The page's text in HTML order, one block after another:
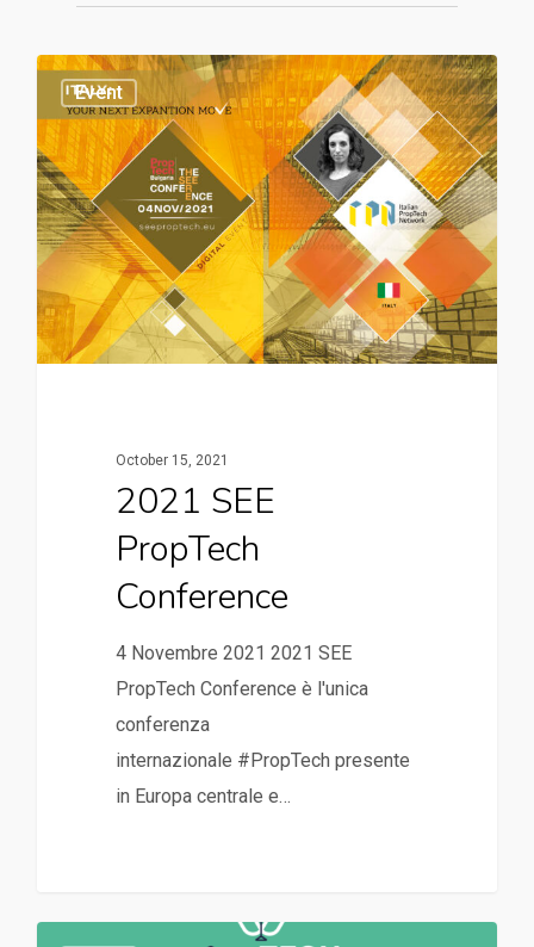
Event
October 15, 2021
2021 SEE
PropTech
Conference
4 Novembre 2021 2021 SEE
PropTech Conference è l'unica
conferenza
internazionale #PropTech presente
in Europa centrale e…